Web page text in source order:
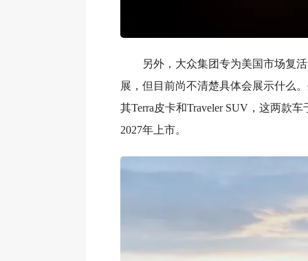
另外，大众集团专为美国市场复
展，但目前尚不清楚具体会展示什么
其Terra皮卡和Traveler SUV，这两款
2027年上市。